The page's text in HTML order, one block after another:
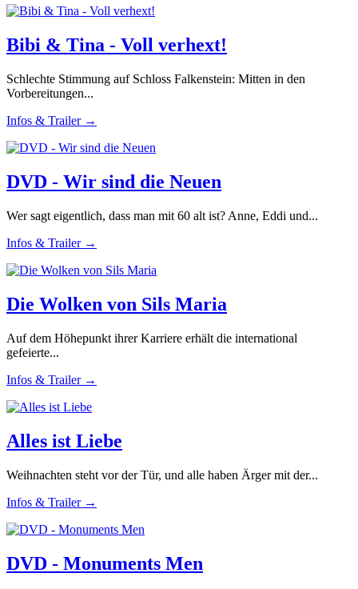
Bibi & Tina - Voll verhext!
Schlechte Stimmung auf Schloss Falkenstein: Mitten in den
Vorbereitungen...
Infos & Trailer →
DVD - Wir sind die Neuen
Wer sagt eigentlich, dass man mit 60 alt ist? Anne, Eddi und...
Infos & Trailer →
Die Wolken von Sils Maria
Auf dem Höhepunkt ihrer Karriere erhält die international
gefeierte...
Infos & Trailer →
Alles ist Liebe
Weihnachten steht vor der Tür, und alle haben Ärger mit der...
Infos & Trailer →
DVD - Monuments Men